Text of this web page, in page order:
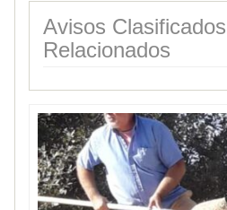
Avisos Clasificados
Relacionados